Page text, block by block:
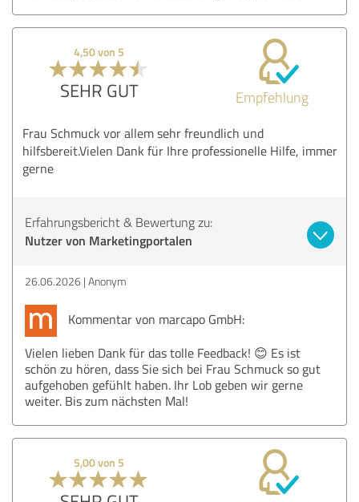
4,50 von 5
SEHR GUT Empfehlung
Frau Schmuck vor allem sehr freundlich und
hilfsbereit.Vielen Dank für Ihre professionelle Hilfe, immer
gerne
Erfahrungsbericht & Bewertung zu:
Nutzer von Marketingportalen
26.06.2026 Anonym
Kommentar von marcapo GmbH:
Vielen lieben Dank für das tolle Feedback! 😊 Es ist
schön zu hören, dass Sie sich bei Frau Schmuck so gut
aufgehoben gefühlt haben. Ihr Lob geben wir gerne
weiter. Bis zum nächsten Mal!
5,00 von 5